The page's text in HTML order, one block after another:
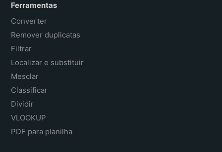
Ferramentas
Converter
Remover duplicatas
Filtrar
Localizar e substituir
Mesclar
Classificar
Dividir
VLOOKUP
PDF para planilha